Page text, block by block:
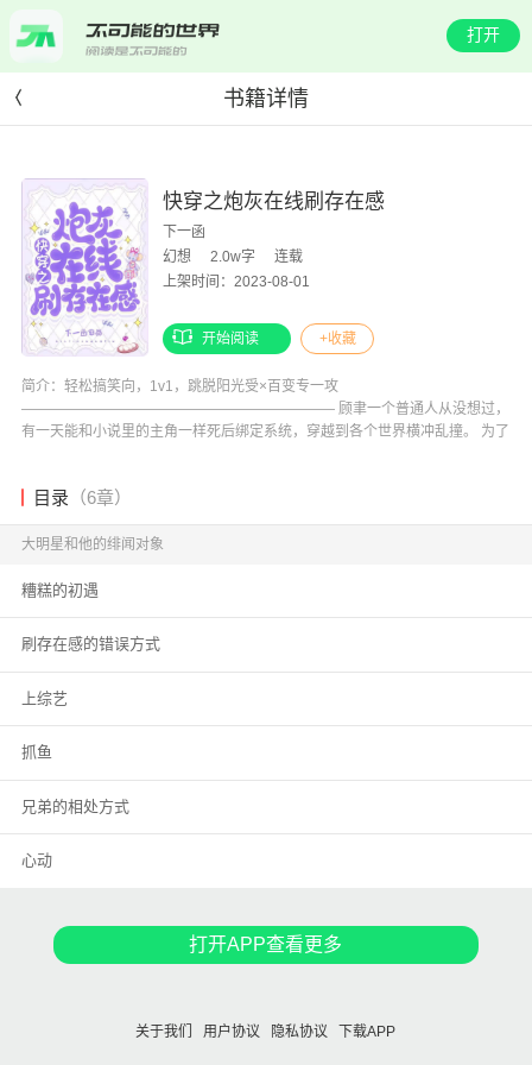
打开
书籍详情
快穿之炮灰在线刷存在感
下一函
幻想
2.0w字
连载
上架时间：2023-08-01
开始阅读 +收藏
简介：轻松搞笑向，1v1，跳脱阳光受×百变专一攻
—————————————————————— 顾聿一个普通人从没想过，
有一天能和小说里的主角一样死后绑定系统，穿越到各个世界横冲乱撞。 为了
些上不得台面的手段陷害他的对家，即本文男主，未来影帝陈景。 不过没关
系，他顾聿有信心可以扭转剧情，与男主拜把子，刷存在感。 可万万没想到，
一上来就是这么刺激的画面，一个赤果果的男主躺床上万念俱灰地看着他，这
任务，迫不及待来到第二个世界，期望事情能有转机。 没想到这个世界更绝，
到这个世界后，并没有预料中的被勇者用嫌恶的眼神对待，而是勇者一脸娇羞
目录 （6章）
大明星和他的绯闻对象
糟糕的初遇
刷存在感的错误方式
上综艺
抓鱼
兄弟的相处方式
心动
打开APP查看更多
关于我们 用户协议 隐私协议 下载APP